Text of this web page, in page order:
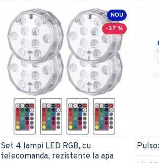
NOU
-37 %
Set 4 lampi LED RGB, cu
telecomanda, rezistente la apa